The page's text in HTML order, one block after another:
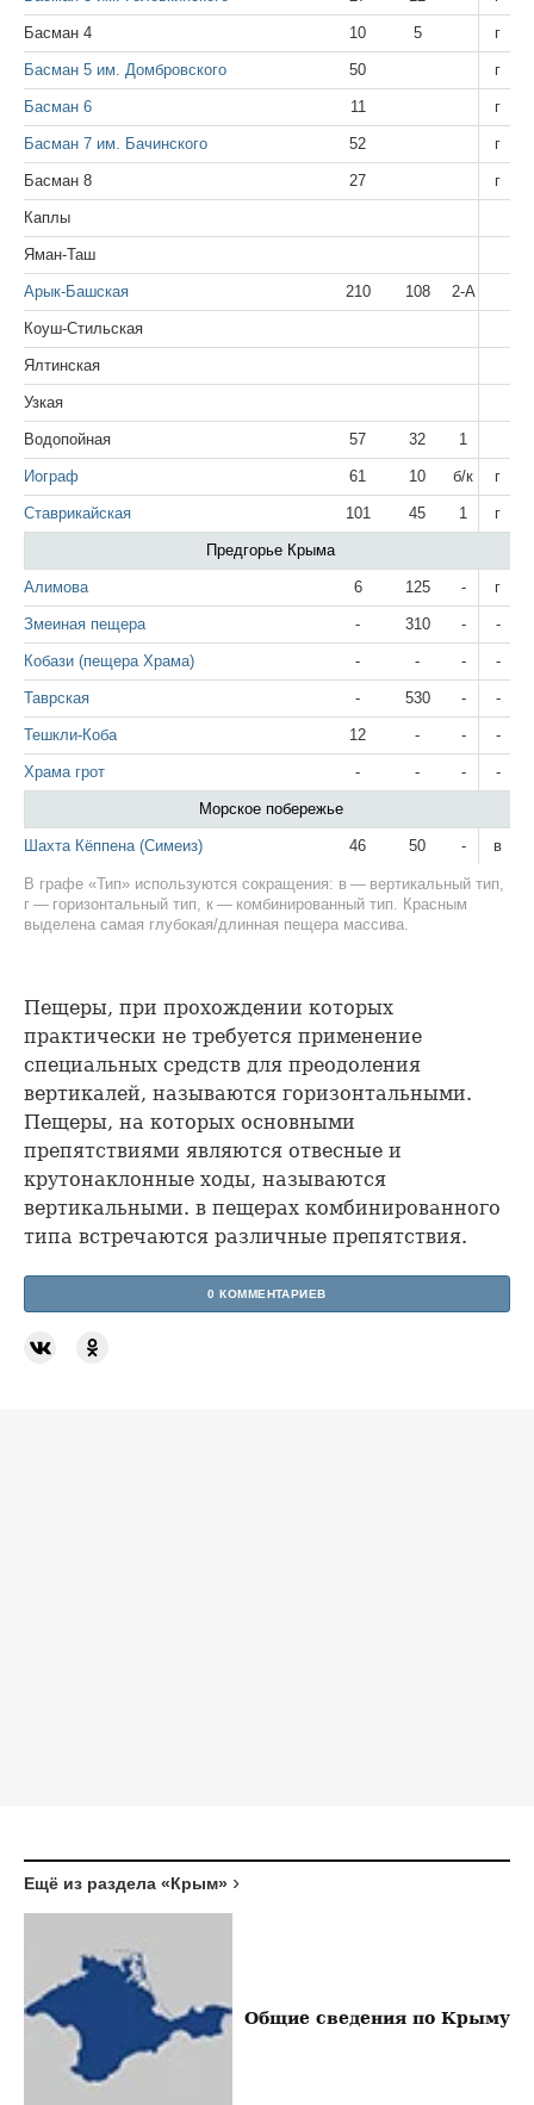
Басман 4 10 5 г
Басман 5 им. Домбровского 50 г
Басман 6 11 г
Басман 7 им. Бачинского 52 г
Басман 8 27 г
Каплы
Яман-Таш
Арык-Башская 210 108 2-А
Коуш-Стильская
Ялтинская
Узкая
Водопойная 57 32 1
Иограф 61 10 б/к г
Ставрикайская 101 45 1 г
Предгорье Крыма
Алимова 6 125 - г
Змеиная пещера - 310 - -
Кобази (пещера Храма) - - - -
Таврская - 530 - -
Тешкли-Коба 12 - - -
Храма грот - - - -
Морское побережье
Шахта Кёппена (Симеиз) 46 50 - в
В графе «Тип» используются сокращения: в — вертикальный тип,
г — горизонтальный тип, к — комбинированный тип. Красным
выделена самая глубокая/длинная пещера массива.
Пещеры, при прохождении которых
практически не требуется применение
специальных средств для преодоления
вертикалей, называются горизонтальными.
Пещеры, на которых основными
препятствиями являются отвесные и
крутонаклонные ходы, называются
вертикальными. в пещерах комбинированного
типа встречаются различные препятствия.
0 КОММЕНТАРИЕВ
Ещё из раздела «Крым»
Общие сведения по Крыму